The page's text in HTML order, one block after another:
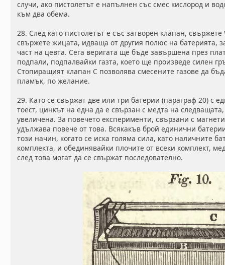
случи, ако пистолетът е напълнен със смес кислород и
към два обема.
28. След като пистолетът е със затворен клапан,
свържете жицата, идваща от другия полюс на батерията,
част на цевта. Сега веригата ще бъде завършена през
подпали, подпалвайки газта, което ще произведе силен
Стопиращият клапан С позволява смесените газове да
пламък, по желание.
29. Като се свържат две или три батерии (параграф 20) с
тоест, цинкът на една да е свързан с медта на
увеличена. За повечето експерименти, свързани с
удължава повече от това. Всякакъв брой единични
този начин, когато се иска голяма сила, като наличните
комплекта, и обединявайки плочите от всеки комплект,
след това могат да се свържат последователно.